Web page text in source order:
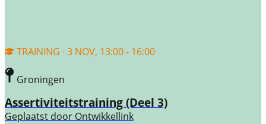
TRAINING · 3 NOV, 13:00 - 16:00
Groningen
Assertiviteitstraining (Deel 3)
Geplaatst door Ontwikkellink